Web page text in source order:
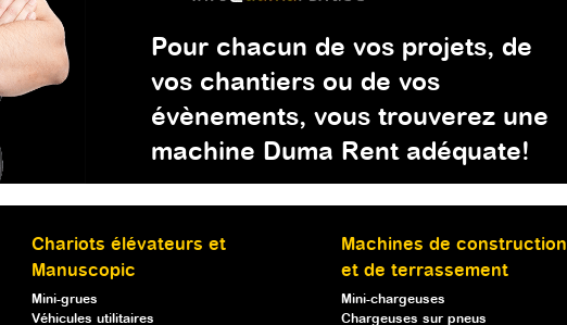
Pour chacun de vos projets, de
vos chantiers ou de vos
évènements, vous trouverez une
machine Duma Rent adéquate!
Chariots élévateurs et
Manuscopic
Mini-grues
Véhicules utilitaires
Machines de construction
et de terrassement
Mini-chargeuses
Chargeuses sur pneus